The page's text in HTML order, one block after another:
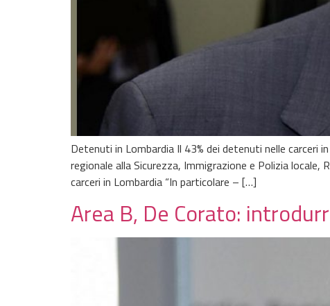
Detenuti in Lombardia Il 43% dei detenuti nelle carceri
regionale alla Sicurezza, Immigrazione e Polizia
carceri in Lombardia “In particolare – […]
Area B, De Corato: